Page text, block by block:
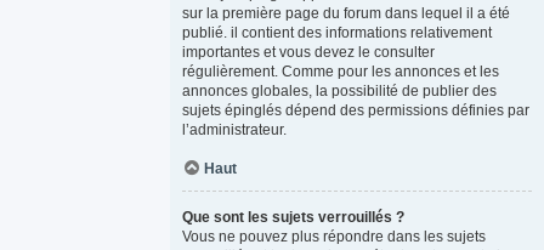
sur la première page du forum dans lequel il a été
publié. il contient des informations relativement
importantes et vous devez le consulter
régulièrement. Comme pour les annonces et les
annonces globales, la possibilité de publier des
sujets épinglés dépend des permissions définies par
l’administrateur.
Haut
Que sont les sujets verrouillés ?
Vous ne pouvez plus répondre dans les sujets